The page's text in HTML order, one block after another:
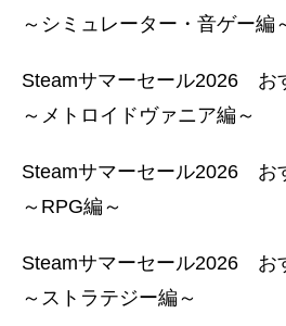
～シミュレーター・音ゲー編
Steamサマーセール2026 お
～メトロイドヴァニア編～
Steamサマーセール2026 お
～RPG編～
Steamサマーセール2026 お
～ストラテジー編～